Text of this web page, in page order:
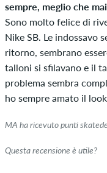
sempre, meglio che mai
Sono molto felice di
Nike SB. Le indossavo
ritorno, sembrano
talloni si sfilavano e il
problema sembra
ho sempre amato il
MA ha ricevuto punti
Questa recensione è utile?